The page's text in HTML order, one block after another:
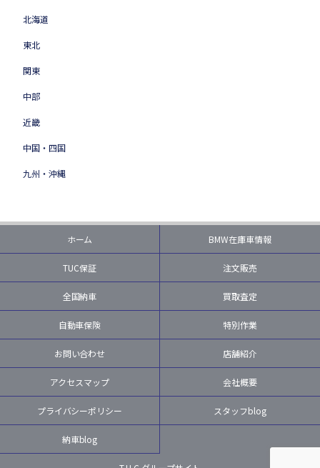
北海道
東北
関東
中部
近畿
中国・四国
九州・沖縄
ホーム BMW在庫車情報
TUC保証 注文販売
全国納車 買取査定
自動車保険 特別作業
お問い合わせ 店舗紹介
アクセスマップ 会社概要
プライバシーポリシー スタッフblog
納車blog